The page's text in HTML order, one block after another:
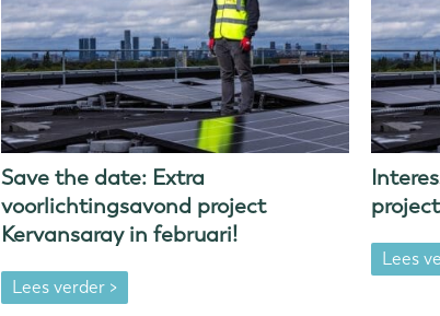
Save the date: Extra
voorlichtingsavond project
Kervansaray in februari!
Lees verder >
project
Lees